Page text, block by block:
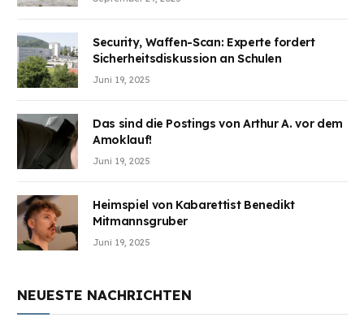
Security, Waffen-Scan: Experte fordert
Sicherheitsdiskussion an Schulen
Juni 19, 2025
Das sind die Postings von Arthur A. vor dem
Amoklauf!
Juni 19, 2025
Heimspiel von Kabarettist Benedikt
Mitmannsgruber
Juni 19, 2025
NEUESTE NACHRICHTEN